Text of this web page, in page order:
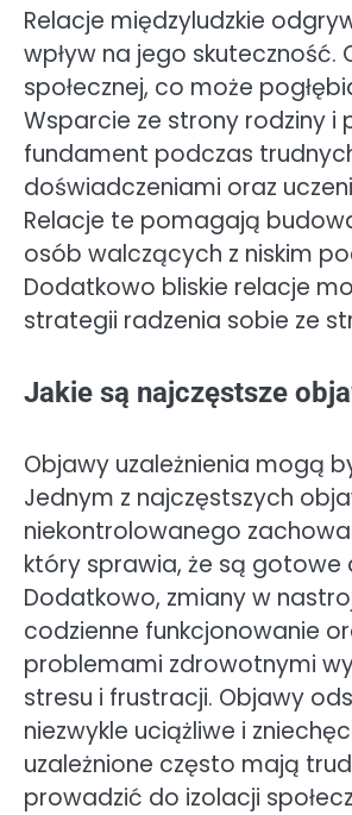
Relacje międzyludzkie
wpływ na jego
społecznej, co może
Wsparcie ze strony rodziny
fundament podczas
doświadczeniami oraz
Relacje te pomagają
osób walczących z niskim
Dodatkowo bliskie relacje
strategii radzenia sobie ze
Jakie są najczęstsze
Objawy uzależnienia mogą
Jednym z najczęstszych
niekontrolowanego
który sprawia, że są
Dodatkowo, zmiany w
codzienne funkcjonowanie
problemami zdrowotnymi
stresu i frustracji. Objawy
niezwykle uciążliwe i
uzależnione często mają
prowadzić do izolacji